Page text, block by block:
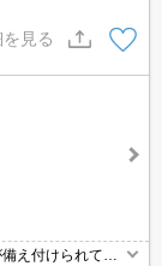
クロゼット・床
も可能です。玄
越しに誰が来た
こちらのアパー
見る
え付けられてい